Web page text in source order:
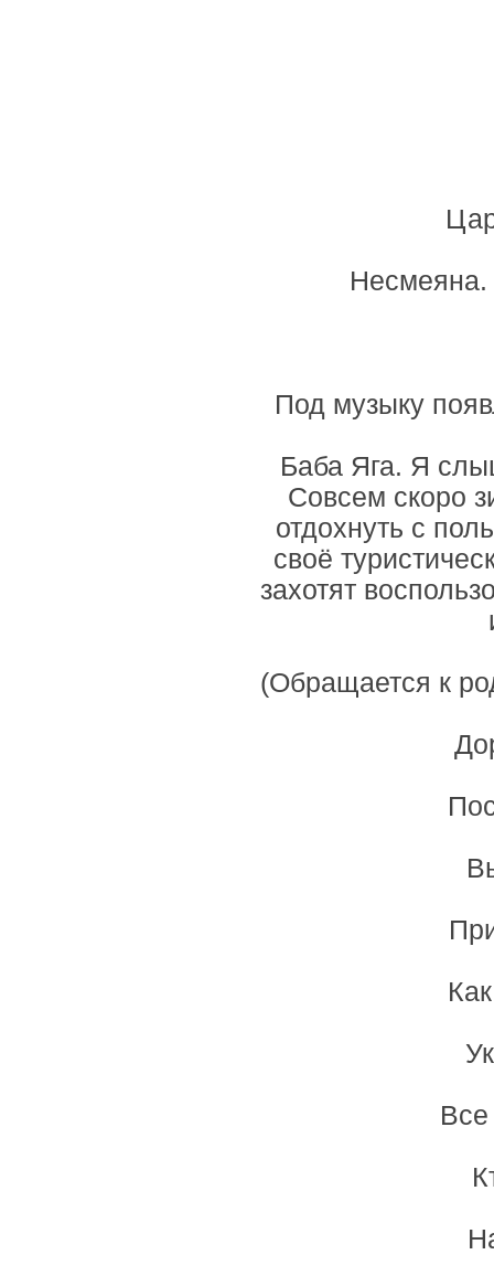
Несмеяна.
Под музыку
Баба Яга. Я
Совсем скоро
отдохнуть с
своё
захотят
(Обращается к